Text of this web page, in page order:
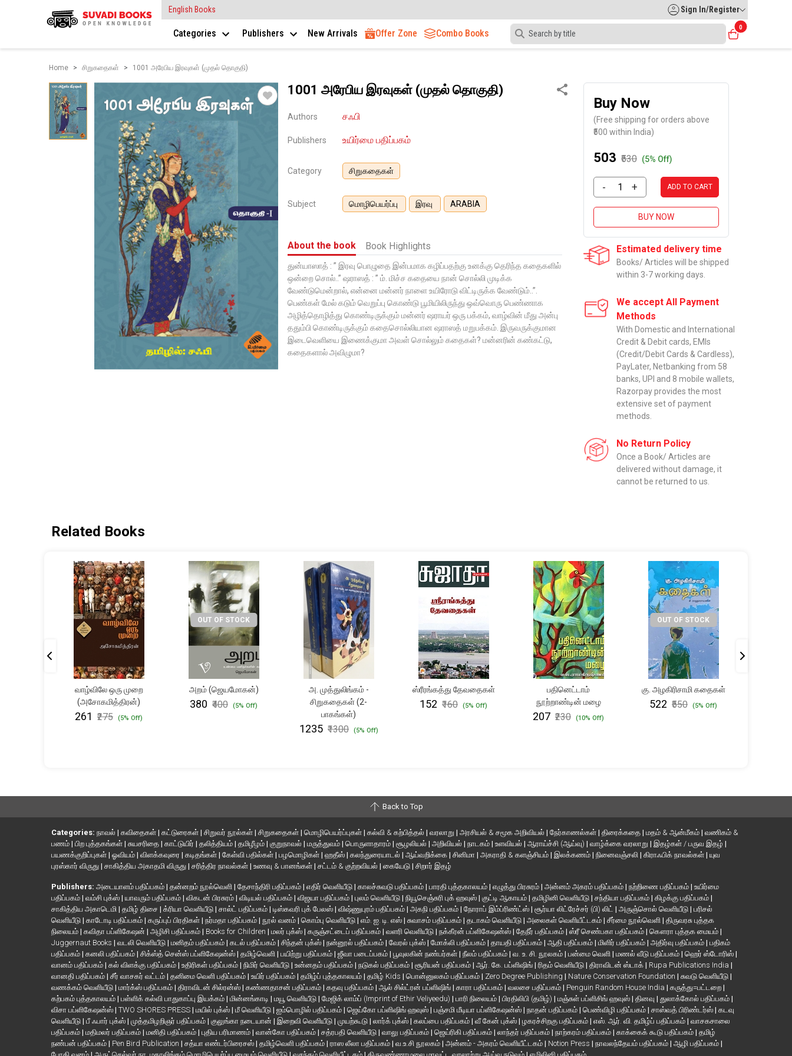
English Books Sign In/Register
Categories Publishers New Arrivals Offer Zone Combo Books
0
Home சிறுகதைகள் 1001 அரேபிய இரவுகள் (முதல் தொகுதி)
1001 அரேபிய இரவுகள் (முதல் தொகுதி)
Authors சஃபி
Publishers உயிர்மை பதிப்பகம்
Category சிறுகதைகள்
Subject மொழிபெயர்ப்பு இரவு ARABIA
About the book Book Highlights
துன்யாஸாத் : ” இரவு பொழுதை இன்பமாக கழிப்பதற்கு உனக்கு தெரிந்த கதைகளில்
ஒன்றை சொல்..” ஷராஸத் : ” ம். மிச்ச கதையை நான் சொல்லி முடிக்க
வேண்டுமென்றால், என்னை மன்னர் நாளை உயிரோடு விட்டிருக்க வேண்டும்..”.
பெண்கள் மேல் கடும் வெறுப்பு கொண்டு பூமியிலிருந்து ஒவ்வொரு பெண்ணாக
அழித்தொழித்து கொண்டிருக்கும் மன்னர் ஷராயர் ஒரு பக்கம், வாழ்வின் மீது அன்பு
ததும்பி கொண்டிருக்கும் கதைசொல்லியான ஷராஸத் மறுபக்கம். இருவருக்குமான
இடைவெளியை இணைக்குமா அவள் சொல்லும் கதைகள்? மன்னரின் கண்கட்டு,
கதைகளால் அவிழுமா?
Buy Now
(Free shipping for orders above
₹500 within India)
₹503 ₹530 (5% Off)
- + ADD TO CART
BUY NOW
Estimated delivery time
Books/ Articles will be shipped
within 3-7 working days.
We accept All Payment
Methods
With Domestic and International
Credit & Debit cards, EMIs
(Credit/Debit Cards & Cardless),
PayLater, Netbanking from 58
banks, UPI and 8 mobile wallets,
Razorpay provides the most
extensive set of payment
methods.
No Return Policy
Once a Book/ Articles are
delivered without damage, it
cannot be returned to us.
Related Books
வாழ்விலே ஒரு முறை
(அசோகமித்திரன்)
₹261 ₹275 (5% Off)
OUT OF STOCK
அறம் (ஜெயமோகன்)
₹380 ₹400 (5% Off)
அ. முத்துலிங்கம் -
சிறுகதைகள் (2-
பாகங்கள்)
₹1235 ₹1300 (5% Off)
ஸ்ரீரங்கத்து தேவதைகள்
₹152 ₹160 (5% Off)
பதினெட்டாம்
நூற்றாண்டின் மழை
₹207 ₹230 (10% Off)
OUT OF STOCK
கு. அழகிரிசாமி கதைகள்
₹522 ₹550 (5% Off)
Back to Top
Categories: நாவல் | கவிதைகள் | கட்டுரைகள் | சிறுவர் நூல்கள் | சிறுகதைகள் | மொழிபெயர்ப்புகள் | கல்வி & கற்பித்தல் | வரலாறு | அரசியல் & சமூக அறிவியல் | நேர்காணல்கள் | திரைக்கதை | மதம் & ஆன்மீகம் | வணிகம் &
பணம் | பிற புத்தகங்கள் | சுயசரிதை | காட்டுயிர் | தலித்தியம் | தமிழீழம் | குறுநாவல் | மருத்துவம் | பொருளாதாரம் | சூழலியல் | அறிவியல் | நாடகம் | உளவியல் | ஆராய்ச்சி (ஆய்வு) | வாழ்க்கை வரலாறு | இதழ்கள் / பருவ இதழ் |
பயணக்குறிப்புகள் | ஓவியம் | விளக்கவுரை | கடிதங்கள் | கேள்வி பதில்கள் | பழமொழிகள் | ஹதீஸ் | கலந்துரையாடல் | ஆய்வறிக்கை | சினிமா | அகராதி & களஞ்சியம் | இலக்கணம் | நினைவஞ்சலி | கிராஃபிக் நாவல்கள் | யுவ
புரஸ்கார் விருது | சாகித்திய அகாதமி விருது | சரித்திர நாவல்கள் | உணவு & பானங்கள் | சட்டம் & குற்றவியல் | கையேடு | சிறார் இதழ்
Publishers: அடையாளம் பதிப்பகம் | தன்னறம் நூல்வெளி | தேசாந்திரி பதிப்பகம் | எதிர் வெளியீடு | காலச்சுவடு பதிப்பகம் | பாரதி புத்தகாலயம் | எழுத்து பிரசுரம் | அன்னம் அகரம் பதிப்பகம் | நற்றிணை பதிப்பகம் | உயிர்மை
பதிப்பகம் | வம்சி புக்ஸ் | யாவரும் பதிப்பகம் | விகடன் பிரசுரம் | விடியல் பதிப்பகம் | விஜயா பதிப்பகம் | புலம் வெளியீடு | நியூசெஞ்சுரி புக் ஹவுஸ் | குட்டி ஆகாயம் | தமிழினி வெளியீடு | சந்தியா பதிப்பகம் | கிழக்கு பதிப்பகம் |
சாகித்திய அகாடெமி | தமிழ் திசை | க்ரியா வெளியீடு | சால்ட் பதிப்பகம் | டிஸ்கவரி புக் பேலஸ் | விஷ்ணுபுரம் பதிப்பகம் | அகநி பதிப்பகம் | நோராப் இம்ப்ரிண்ட்ஸ் | சூர்யா லிட்ரேச்சர் (பி) லிட் | அருஞ்சொல் வெளியீடு | பரிசல்
வெளியீடு | காடோடி பதிப்பகம் | கருப்புப் பிரதிகள் | நர்மதா பதிப்பகம் | நூல் வனம் | கொம்பு வெளியீடு | எம். ஐ. டி. எஸ் | சுவாசம் பதிப்பகம் | தடாகம் வெளியீடு | அலைகள் வெளியீட்டகம் | சீர்மை நூல்வெளி | திருவரசு புத்தக
நிலையம் | கவிதா பப்ளிகேஷன் | அழிசி பதிப்பகம் | Books for Children | மலர் புக்ஸ் | கருஞ்சட்டைப் பதிப்பகம் | வளரி வெளியீடு | நக்கீரன் பப்ளிகேஷன்ஸ் | தேநீர் பதிப்பகம் | ஸ்ரீ செண்பகா பதிப்பகம் | கௌரா புத்தக மையம் |
Juggernaut Books | வடலி வெளியீடு | மனிதம் பதிப்பகம் | கடல் பதிப்பகம் | சிந்தன் புக்ஸ் | நன்னூல் பதிப்பகம் | வேரல் புக்ஸ் | மோக்லி பதிப்பகம் | தாயதி பதிப்பகம் | ஆதி பதிப்பகம் | மிளிர் பதிப்பகம் | அதிர்வு பதிப்பகம் | பதிகம்
பதிப்பகம் | கனலி பதிப்பகம் | சிக்ஸ்த் சென்ஸ் பப்ளிகேஷன்ஸ் | தமிழ்வெளி | பயிற்று பதிப்பகம் | ஜீவா படைப்பகம் | பூவுலகின் நண்பர்கள் | நீலம் பதிப்பகம் | வ. உ. சி. நூலகம் | பன்மை வெளி | மணல் வீடு பதிப்பகம் | ஹெர் ஸ்டோரிஸ் |
வானம் பதிப்பகம் | கல் விளக்கு பதிப்பகம் | உதிரிகள் பதிப்பகம் | நிமிர் வெளியீடு | உன்னதம் பதிப்பகம் | நடுகல் பதிப்பகம் | சூரியன் பதிப்பகம் | ஆர். கே. பப்ளிஷிங் | ரிதம் வெளியீடு | திராவிடன் ஸ்டாக் | Rupa Publications India |
வானதி பதிப்பகம் | சீர் வாசகர் வட்டம் | தனிமை வெளி பதிப்பகம் | உயிர் பதிப்பகம் | தமிழ்ப் புத்தகாலயம் | தமிழ் Kids | பொன்னுலகம் பதிப்பகம் | Zero Degree Publishing | Nature Conservation Foundation | சுவடு வெளியீடு |
வணக்கம் வெளியீடு | மார்க்ஸ் பதிப்பகம் | திராவிடன் சில்ரன்ஸ் | கண்ணதாசன் பதிப்பகம் | கதவு பதிப்பகம் | ஆல் சில்ட்ரன் பப்ளிஷிங் | காரா பதிப்பகம் | வலசை பதிப்பகம் | Penguin Random House India | கருத்து=பட்டறை |
கற்பகம் புத்தகாலயம் | பள்ளிக் கல்வி பாதுகாப்பு இயக்கம் | மின்னங்காடி | மயூ வெளியீடு | மேஜிக் லாம்ப் (Imprint of Ethir Veliyeedu) | பாரி நிலையம் | பிரதிலிபி (தமிழ்) | மஞ்சுள் பப்ளிசிங் ஹவுஸ் | தினவு | துலாக்கோல் பதிப்பகம் |
விசா பப்ளிகேஷன்ஸ் | TWO SHORES PRESS | மயில் புக்ஸ் | மீ வெளியீடு | ஐம்பொழில் பதிப்பகம் | ஜெய்கோ பப்ளிஷிங் ஹவுஸ் | பஞ்சமி மீடியா பப்ளிகேஷன்ஸ் | நாதன் பதிப்பகம் | பெண்விழி பதிப்பகம் | சாஸ்வத் பிரிண்டர்ஸ் | கடவு
வெளியீடு | பீ ஃபார் புக்ஸ் | முத்தமிழறிஞர் பதிப்பகம் | குலுங்கா நடையான் | இறைவி வெளியீடு | முயற்கூடு | லார்க் புக்ஸ் | கலப்பை பதிப்பகம் | வீ கேன் புக்ஸ் | ழகரச்சிறகு பதிப்பகம் | எஸ். ஆர். வி. தமிழ்ப் பதிப்பகம் | வாசகசாலை
பதிப்பகம் | மதிமலர் பதிப்பகம் | மனிதி பதிப்பகம் | புதிய பரிமாணம் | வான்கோ பதிப்பகம் | சத்ரபதி வெளியீடு | வாலு பதிப்பகம் | ஜெய்ரிகி பதிப்பகம் | லாந்தர் பதிப்பகம் | நாற்கரம் பதிப்பகம் | காக்கைக் கூடு பதிப்பகம் | தமிழ்
நண்பன் பதிப்பகம் | Pen Bird Publication | சத்யா எண்டர்பிரைசஸ் | தமிழ்வெளி பதிப்பகம் | ராஸ லீலா பதிப்பகம் | வ.உ.சி நூலகம் | அன்னம் - அகரம் வெளியீட்டகம் | Notion Press | நாவலந்தேயம் பதிப்பகம் | ஆழி பதிப்பகம் |